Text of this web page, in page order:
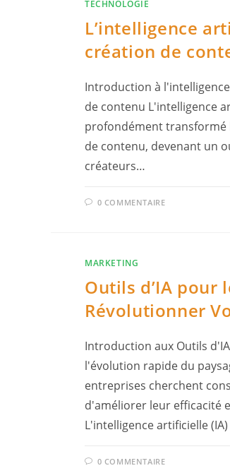
TECHNOLOGIE
L’intelligence
création de
Introduction à
de contenu L'intelligence
profondément transformé
de contenu, devenant un
créateurs…
0 COMMENTAIRE
MARKETING
Outils d’IA pour
Révolutionner
Introduction aux Outils
l'évolution rapide du
entreprises cherchent
d'améliorer leur efficacité
L'intelligence artificielle
0 COMMENTAIRE